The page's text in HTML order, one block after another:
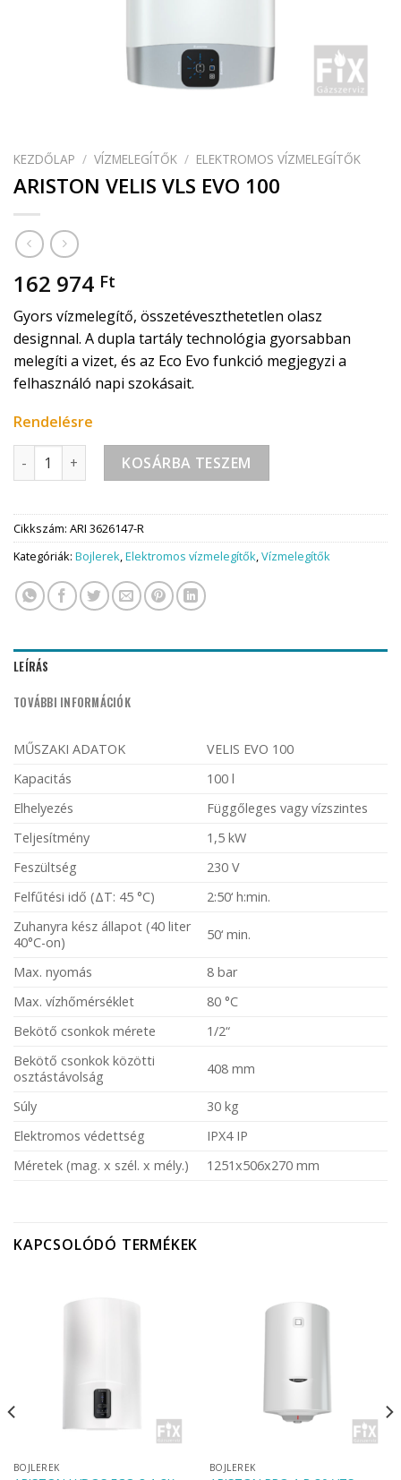
KEZDŐLAP / VÍZMELEGÍTŐK / ELEKTROMOS VÍZMELEGÍTŐK
ARISTON VELIS VLS EVO 100
162 974 Ft
Gyors vízmelegítő, összetéveszthetetlen olasz
designnal. A dupla tartály technológia gyorsabban
melegíti a vizet, és az Eco Evo funkció megjegyzi a
felhasználó napi szokásait.
Rendelésre
ARISTON VELIS VLS EVO 100 mennyiség
KOSÁRBA TESZEM
Cikkszám: ARI 3626147-R
Kategóriák: Bojlerek,Elektromos vízmelegítők,Vízmelegítők
LEÍRÁS
TOVÁBBI INFORMÁCIÓK
MŰSZAKI ADATOK
VELIS EVO 100
Kapacitás
100 l
Elhelyezés
Függőleges vagy vízszintes
Teljesítmény
1,5 kW
Feszültség
230 V
Felfűtési idő (ΔT: 45 °C)
2:50‘ h:min.
Zuhanyra kész állapot (40 liter
40°C-on)
50‘ min.
Max. nyomás
8 bar
Max. vízhőmérséklet
80 °C
Bekötő csonkok mérete
1/2“
Bekötő csonkok közötti
osztástávolság
408 mm
Súly
30 kg
Elektromos védettség
IPX4 IP
Méretek (mag. x szél. x mély.)
1251x506x270 mm
KAPCSOLÓDÓ TERMÉKEK
BOJLEREK BOJLEREK